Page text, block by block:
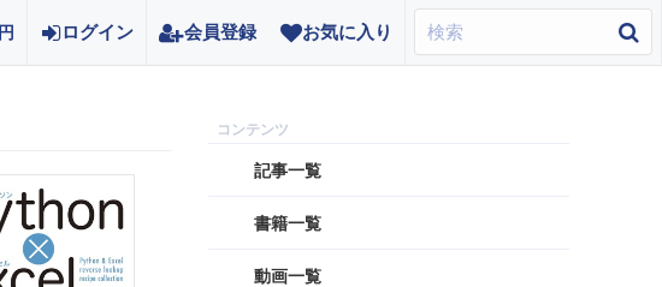
円 ログイン 会員登録 お気に入り
記事一覧
書籍一覧
動画一覧